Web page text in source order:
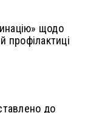
щодо
профілактиці
до